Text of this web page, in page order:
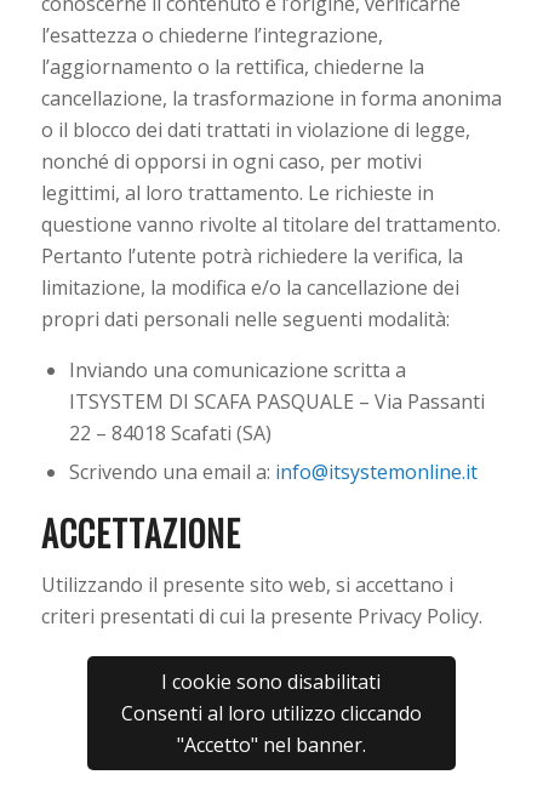
l’esattezza o chiederne l’integrazione,
l’aggiornamento o la rettifica, chiederne la
cancellazione, la trasformazione in forma anonima
o il blocco dei dati trattati in violazione di legge,
nonché di opporsi in ogni caso, per motivi
legittimi, al loro trattamento. Le richieste in
questione vanno rivolte al titolare del trattamento.
Pertanto l’utente potrà richiedere la verifica, la
limitazione, la modifica e/o la cancellazione dei
propri dati personali nelle seguenti modalità:
Inviando una comunicazione scritta a
ITSYSTEM DI SCAFA PASQUALE – Via Passanti
22 – 84018 Scafati (SA)
Scrivendo una email a: info@itsystemonline.it
ACCETTAZIONE
Utilizzando il presente sito web, si accettano i
criteri presentati di cui la presente Privacy Policy.
I cookie sono disabilitati
Consenti al loro utilizzo cliccando
"Accetto" nel banner.